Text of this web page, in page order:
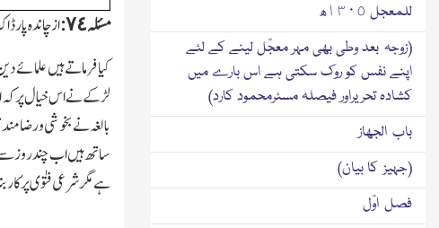
مسئلہ ٧٤:
از چاندہ پار
کیا فرماتے ہیں علمائے
لڑکے نے اس خیال پر کہ
بالغہ نے بخوشی
ساتھ ہیں اب چند روز
ہے مگر شرعی فتوٰی پر
للمعجل ١٣٠٥ھ
(زوجہ بعد وطی بھی مہر معجّل لینے کے لئے
اپنے نفس کو روك سکتی ہے اس بارے میں
کشادہ تحریراور فیصلہ مسٹرمحمود کارد)
باب الجھاز
(جہیز کا بیان)
فصل اوّل